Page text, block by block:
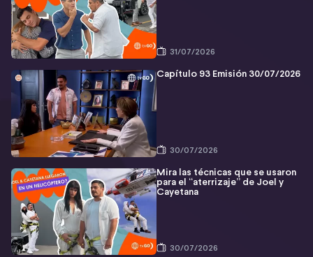
31/07/2026
Capítulo 93 Emisión 30/07/2026
30/07/2026
Mira las técnicas que se usaron
para el “aterrizaje” de Joel y
Cayetana
30/07/2026